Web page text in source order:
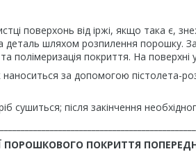
поверхонь від іржі, якщо така є,
деталь шляхом розпилення порошку.
полімеризація покриття. На поверхні
за допомогою пістолета-
сушиться; після закінчення
ПОРОШКОВОГО ПОКРИТТЯ